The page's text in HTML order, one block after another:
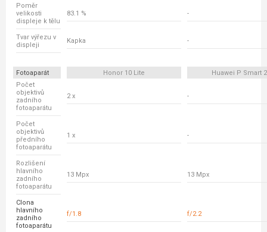
Poměr
velikosti
displeje k tělu
83.1 % -
Tvar výřezu v
displeji
Kapka -
Fotoaparát Honor 10 Lite
Huawei P Smart
Počet
objektivů
zadního
fotoaparátu
2 x -
Počet
objektivů
předního
fotoaparátu
1 x -
Rozlišení
hlavního
zadního
fotoaparátu
13 Mpx 13 Mpx
Clona
hlavního
zadního
fotoaparátu
f/1.8 f/2.2